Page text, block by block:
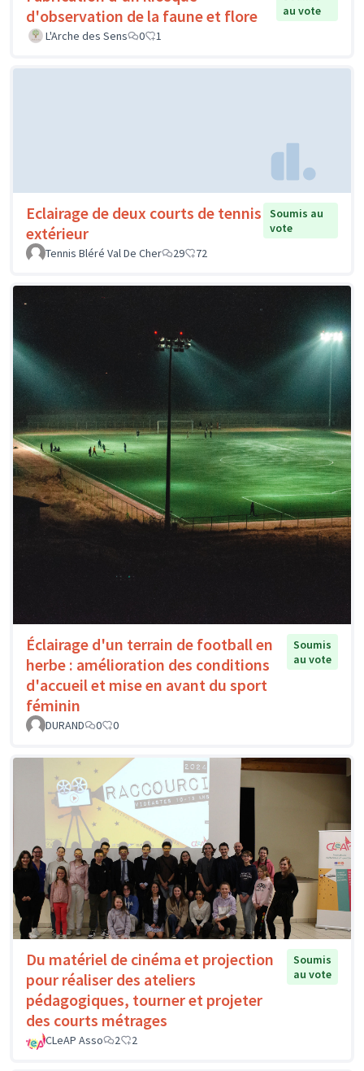
d'observation de la faune et flore
au vote
L'Arche des Sens
0 1
Eclairage de deux courts de tennis
extérieur
Soumis au
vote
Tennis Bléré Val De Cher
29 72
Éclairage d'un terrain de football en
herbe : amélioration des conditions
d'accueil et mise en avant du sport
féminin
Soumis
au vote
DURAND 0 0
Du matériel de cinéma et projection
pour réaliser des ateliers
pédagogiques, tourner et projeter
des courts métrages
Soumis
au vote
CLeAP Asso 2 2